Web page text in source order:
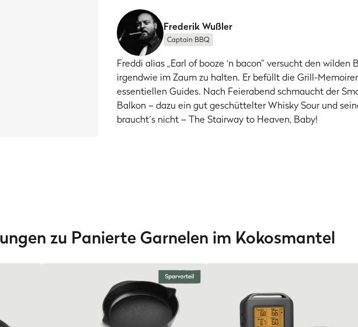
Frederik Wußler
Captain BBQ
Freddi alias „Earl of booze ‘n bacon” versucht den
irgendwie im Zaum zu halten. Er befüllt die Grill-
essentiellen Guides. Nach Feierabend schmaucht der
Balkon – dazu ein gut geschüttelter Whisky Sour und
braucht´s nicht – The Stairway to Heaven, Baby!
zu Panierte Garnelen im Kokosmantel